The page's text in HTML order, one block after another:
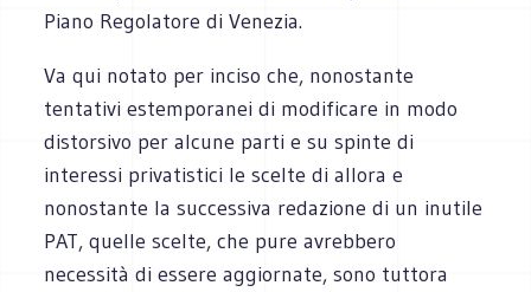
Piano Regolatore di Venezia.
Va qui notato per inciso che, nonostante
tentativi estemporanei di modificare in modo
distorsivo per alcune parti e su spinte di
interessi privatistici le scelte di allora e
nonostante la successiva redazione di un inutile
PAT, quelle scelte, che pure avrebbero
necessità di essere aggiornate, sono tuttora